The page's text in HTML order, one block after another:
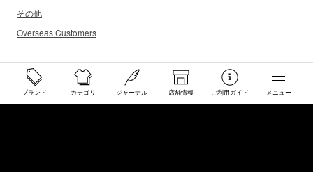
ブランド カテゴリ ジャーナル 店舗情報 ご利用ガイド メニュー
その他
Overseas Customers
お問い合わせ
商品・サイズ感などお気軽にお問い合わせください